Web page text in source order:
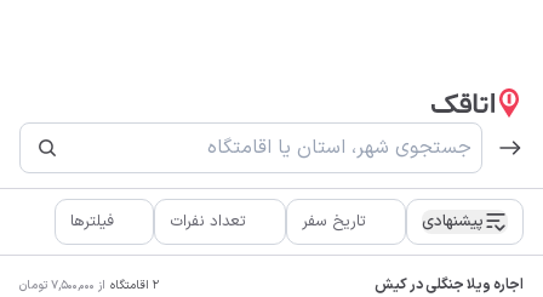
پیشنهادی تاریخ سفر تعداد نفرات فیلترها
اجاره ویلا جنگلی در کیش 2 اقامتگاه از 7,500,000 تومان